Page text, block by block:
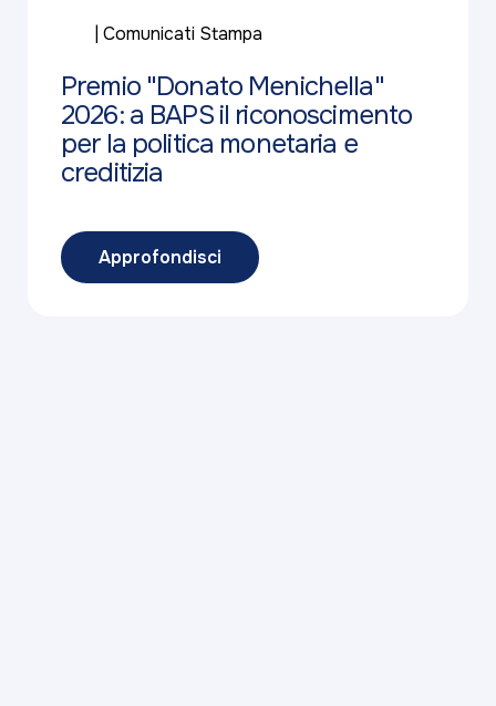
Comunicati Stampa
Premio "Donato Menichella"
2026: a BAPS il riconoscimento
per la politica monetaria e
creditizia
Approfondisci